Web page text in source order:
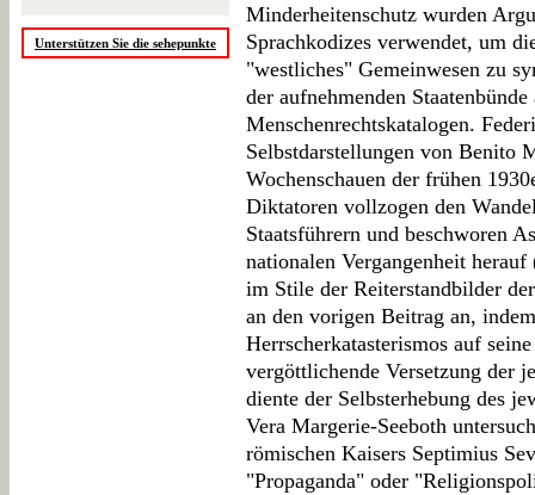
Unterstützen Sie die sehepunkte
Minderheitenschutz wurden
Sprachkodizes verwendet, um
"westliches" Gemeinwesen zu
der aufnehmenden
Menschenrechtskatalogen.
Selbstdarstellungen von
Wochenschauen der frühen
Diktatoren vollzogen den
Staatsführern und beschworen
nationalen Vergangenheit
im Stile der Reiterstandbilder
an den vorigen Beitrag an,
Herrscherkatasterismos auf
vergöttlichende Versetzung der
diente der Selbsterhebung des
Vera Margerie-Seeboth
römischen Kaisers Septimius
"Propaganda" oder